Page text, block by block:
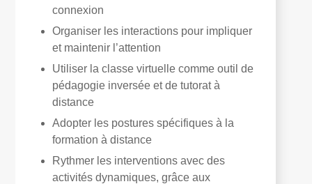
connexion
Organiser les interactions pour impliquer
et maintenir l’attention
Utiliser la classe virtuelle comme outil de
pédagogie inversée et de tutorat à
distance
Adopter les postures spécifiques à la
formation à distance
Rythmer les interventions avec des
activités dynamiques, grâce aux